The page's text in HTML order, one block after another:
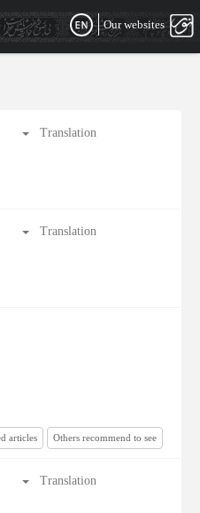
Our websites
Translation
Translation
articles Others recommend to see
Translation